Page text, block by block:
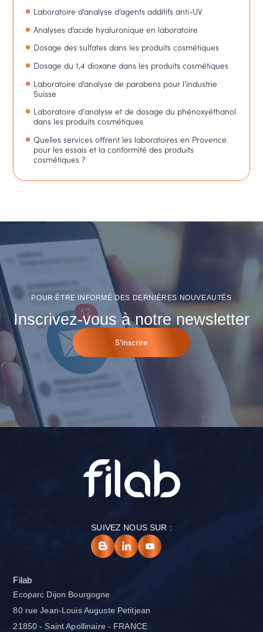
Laboratoire d’analyse d’agents additifs anti-UV
Analyses d’acide hyaluronique en laboratoire
Dosage des sulfates dans les produits cosmétiques
Dosage du 1,4 dioxane dans les produits cosmétiques
Laboratoire d’analyse de parabens pour l’industrie
Suisse
Laboratoire d'analyse et de dosage du phénoxyéthanol
dans les produits cosmétiques
Quelles services offrent les laboratoires en Provence
pour les essais et la conformité des produits
cosmétiques ?
POUR ÊTRE INFORMÉ DES DERNIÈRES NOUVEAUTÉS
Inscrivez-vous à notre newsletter
S'inscrire
SUIVEZ NOUS SUR :
Filab
Ecoparc Dijon Bourgogne
80 rue Jean-Louis Auguste Petitjean
21850 - Saint Apollinaire - FRANCE